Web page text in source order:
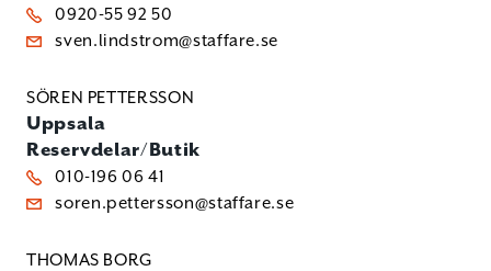
0920-55 92 50
sven.lindstrom@staffare.se
SÖREN PETTERSSON
Uppsala
Reservdelar/Butik
010-196 06 41
soren.pettersson@staffare.se
THOMAS BORG